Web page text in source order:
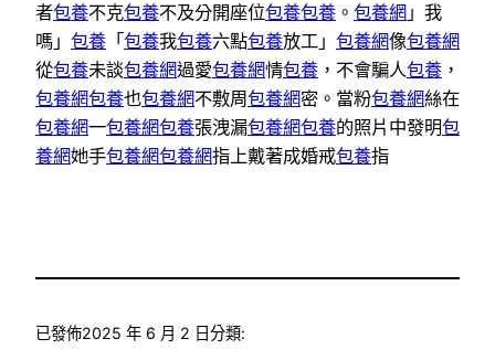
者包養不克包養不及分開座位包養包養 。 包養網 」我
嗎」 包養 「包養我包養六點包養放工」 包養網像包養網
從包養未談包養網過愛包養網情包養 ，不會騙人包養 ，
包養網包養也包養網不敷周包養網密。當粉包養網絲在
包養網一包養網包養張洩漏包養網包養的照片中發明包
養網她手包養網包養網指上戴著成婚戒包養指
已發佈2025 年 6 月 2 日分類: